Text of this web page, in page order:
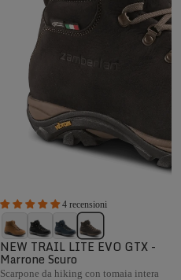
4 recensioni
NEW TRAIL LITE EVO GTX -
Marrone Scuro
Scarpone da hiking con tomaia intera